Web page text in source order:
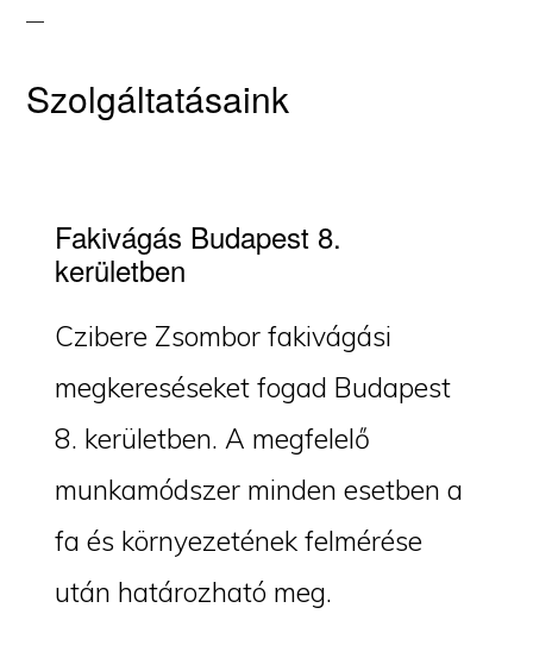
Szolgáltatásaink
Fakivágás Budapest 8.
kerületben
Czibere Zsombor fakivágási
megkereséseket fogad Budapest
8. kerületben. A megfelelő
munkamódszer minden esetben a
fa és környezetének felmérése
után határozható meg.